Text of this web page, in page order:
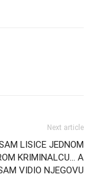
Next article
LISICE JEDNOM
KRIMINALCU… A
VIDIO NJEGOVU